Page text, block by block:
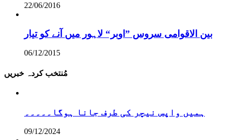
22/06/2016
بین الاقوامی سروس ”اوبر“ لاہور میں آنے کو تیار
06/12/2015
مُنتخب کردہ خبریں
ہمیں واپس نیچر کی طرف جانا ہوگا۔۔۔۔۔
09/12/2024